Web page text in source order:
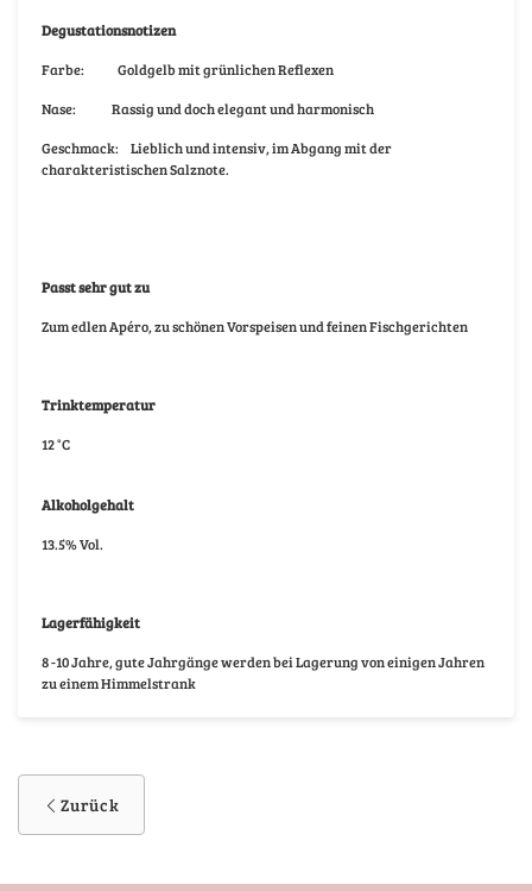
Degustationsnotizen
Farbe: Goldgelb mit grünlichen Reflexen
Nase: Rassig und doch elegant und harmonisch
Geschmack: Lieblich und intensiv, im Abgang mit der
charakteristischen Salznote.
Passt sehr gut zu
Zum edlen Apéro, zu schönen Vorspeisen und feinen Fischgerichten
Trinktemperatur
12 °C
Alkoholgehalt
13.5% Vol.
Lagerfähigkeit
8 -10 Jahre, gute Jahrgänge werden bei Lagerung von einigen Jahren
zu einem Himmelstrank
Zurück